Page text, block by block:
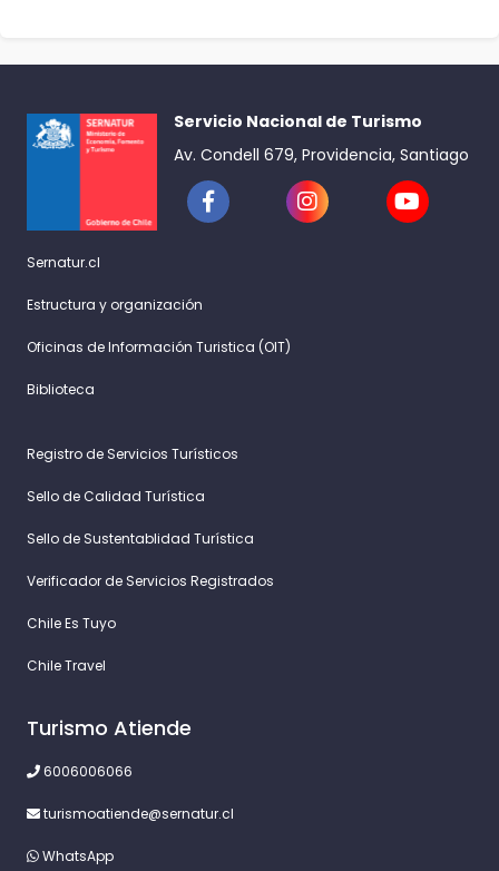
Servicio Nacional de Turismo
Av. Condell 679, Providencia, Santiago
Sernatur.cl
Estructura y organización
Oficinas de Información Turistica (OIT)
Biblioteca
Registro de Servicios Turísticos
Sello de Calidad Turística
Sello de Sustentablidad Turística
Verificador de Servicios Registrados
Chile Es Tuyo
Chile Travel
Turismo Atiende
6006006066
turismoatiende@sernatur.cl
WhatsApp